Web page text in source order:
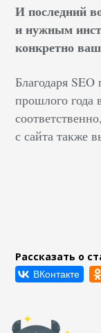
И последний
и нужным
конкретно
Благодаря
прошлого года
с сайта также
Рассказать о